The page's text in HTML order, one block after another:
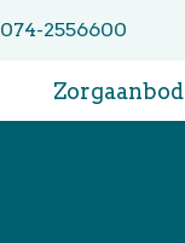
074-2556600
Zorgaanbod